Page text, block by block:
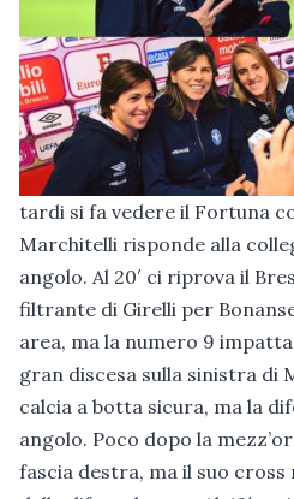
tardi si fa vedere il Fortuna
Marchitelli risponde alla
angolo. Al 20′ ci riprova il
filtrante di Girelli per
area, ma la numero 9 impatta
gran discesa sulla sinistra di
calcia a botta sicura, ma la
angolo. Poco dopo la
fascia destra, ma il suo